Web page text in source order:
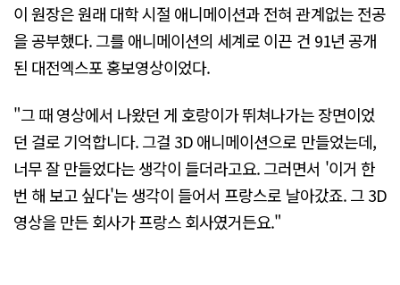
이 원장은 원래 대학 시절 애니메이션과 전혀 관계없는 전공
을 공부했다. 그를 애니메이션의 세계로 이끈 건 91년 공개
된 대전엑스포 홍보영상이었다.
"그 때 영상에서 나왔던 게 호랑이가 뛰쳐나가는 장면이었
던 걸로 기억합니다. 그걸 3D 애니메이션으로 만들었는데,
너무 잘 만들었다는 생각이 들더라고요. 그러면서 '이거 한
번 해 보고 싶다'는 생각이 들어서 프랑스로 날아갔죠. 그 3D
영상을 만든 회사가 프랑스 회사였거든요."